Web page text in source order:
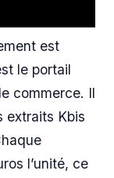
est
le portail
commerce. Il
extraits Kbis
l’unité, ce